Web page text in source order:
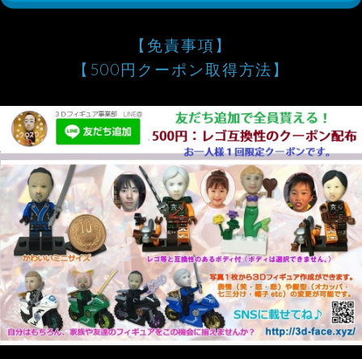
【免責事項】
【500円クーポン取得方法】